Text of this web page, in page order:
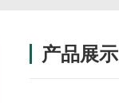
产品展示